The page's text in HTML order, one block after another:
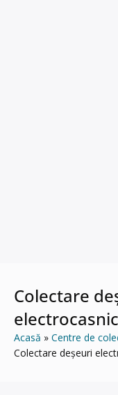
Colectare
Acasă
Centre de
Colectare deșeuri